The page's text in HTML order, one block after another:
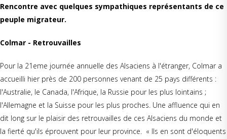
Rencontre avec quelques sympathiques représentants de ce
peuple migrateur.
Colmar - Retrouvailles
Pour la 21eme journée annuelle des Alsaciens à l'étranger, Colmar a
accueilli hier près de 200 personnes venant de 25 pays différents :
l'Australie, le Canada, l'Afrique, la Russie pour les plus lointains ;
l'Allemagne et la Suisse pour les plus proches. Une affluence qui en
dit long sur le plaisir des retrouvailles de ces Alsaciens du monde et
la fierté qu'ils éprouvent pour leur province. « Ils en sont d'éloquents